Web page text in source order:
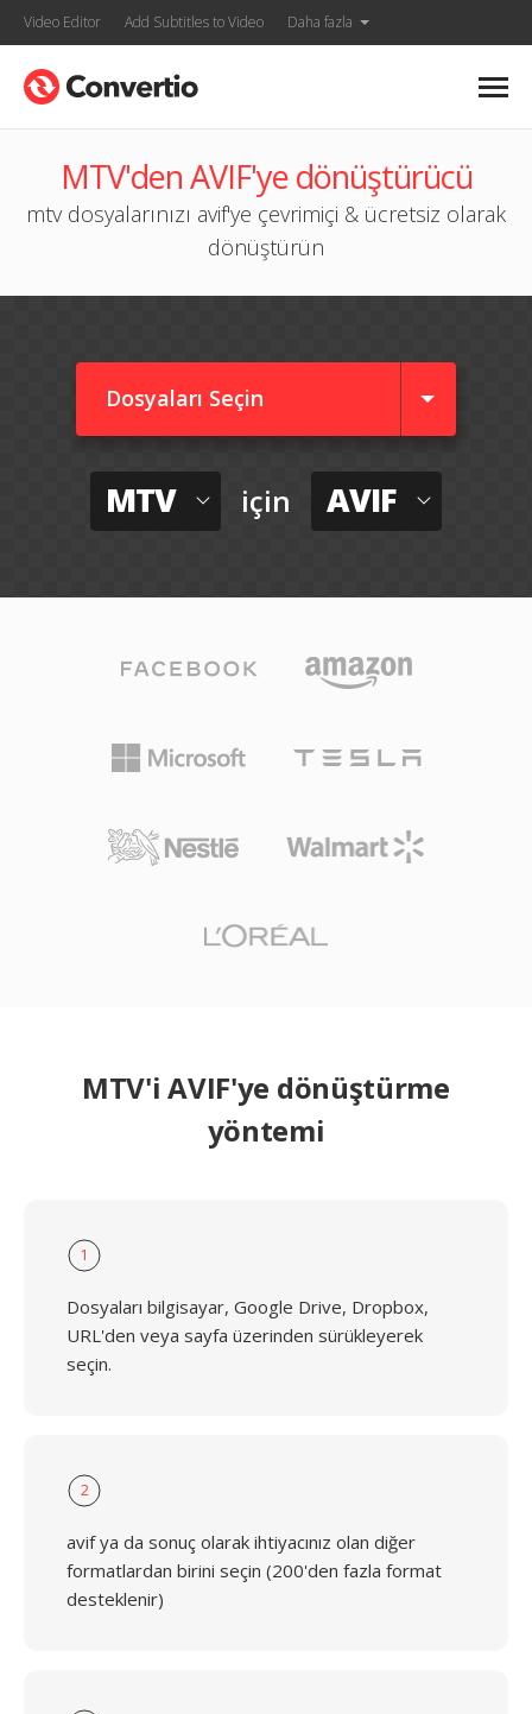
Video Editor Add Subtitles to Video Daha fazla
MTV'den AVIF'ye dönüştürücü
mtv dosyalarınızı avif'ye çevrimiçi & ücretsiz olarak
dönüştürün
Dosyaları Seçin
MTV için AVIF
MTV'i AVIF'ye dönüştürme
yöntemi
1
Dosyaları bilgisayar, Google Drive, Dropbox,
URL'den veya sayfa üzerinden sürükleyerek
seçin.
2
avif ya da sonuç olarak ihtiyacınız olan diğer
formatlardan birini seçin (200'den fazla format
desteklenir)